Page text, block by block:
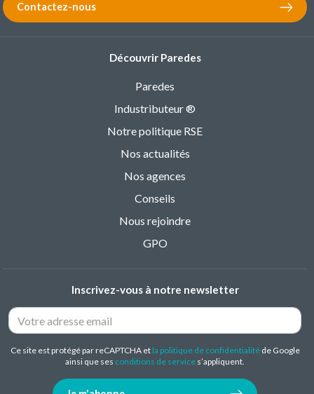
Contactez-nous
Découvrir Paredes
Paredes
Industributeur ®
Notre politique RSE
Nos actualités
Nos agences
Conseils
Nous rejoindre
GPO
Inscrivez-vous à notre newsletter
Ce site est protégé par reCAPTCHA et la politique de confidentialitéde Google
ainsi que ses conditions de service s’appliquent.